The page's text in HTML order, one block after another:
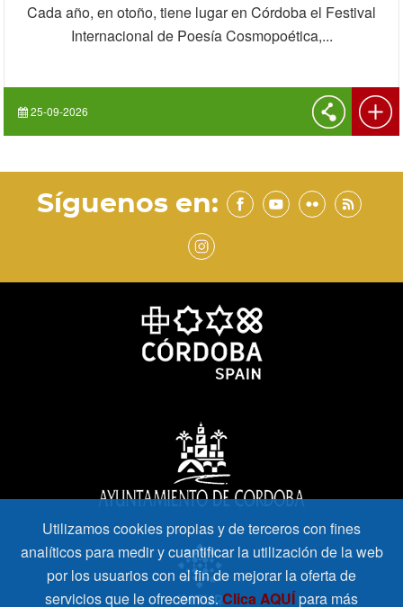
25-09-2026
Cada año, en otoño, tiene lugar en Córdoba el Festival
Internacional de Poesía Cosmopoética,...
Síguenos en:
Utilizamos cookies propias y de terceros con fines
analíticos para medir y cuantificar la utilización de la web
por los usuarios con el fin de mejorar la oferta de
servicios que le ofrecemos. Clica AQUÍpara más